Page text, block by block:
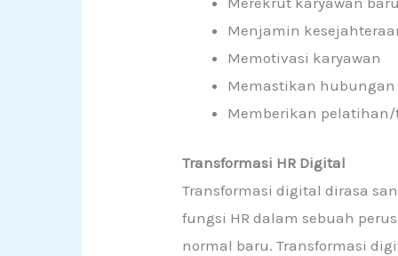
Menjamin
Memotivasi karyawan
Memastikan
Memberikan
Transformasi HR Digital
Transformasi digital dirasa
fungsi HR dalam sebuah
normal baru. Transformasi